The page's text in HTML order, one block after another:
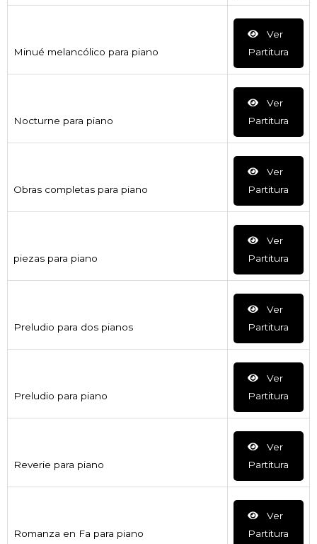
Minué melancólico para piano
Ver
Partitura
Nocturne para piano
Ver
Partitura
Obras completas para piano
Ver
Partitura
piezas para piano
Ver
Partitura
Preludio para dos pianos
Ver
Partitura
Preludio para piano
Ver
Partitura
Reverie para piano
Ver
Partitura
Romanza en Fa para piano
Ver
Partitura